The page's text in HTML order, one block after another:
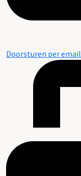
Doorsturen per email